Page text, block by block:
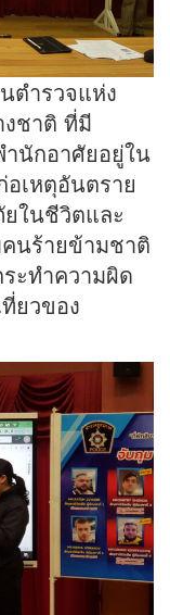
ตำรวจแห่ง
ชาติ ที่มี
นักอาศัยอยู่ใน
เหตุอันตราย
ในชีวิตและ
นร้ายข้ามชาติ
ะทำความผิด
ยวของ